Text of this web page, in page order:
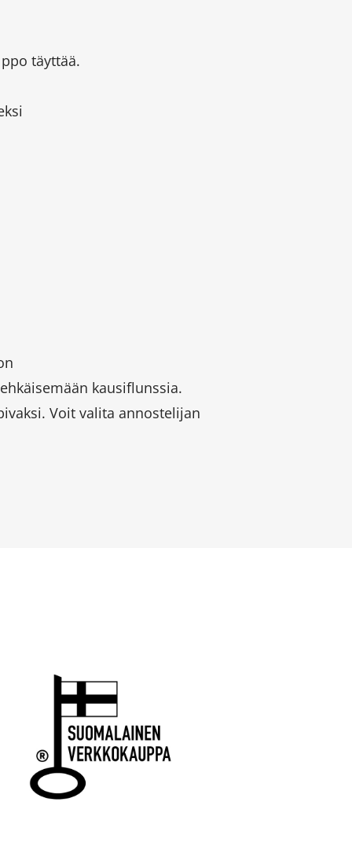
täyttää.
kausiflunssia.
Voit valita annostelijan